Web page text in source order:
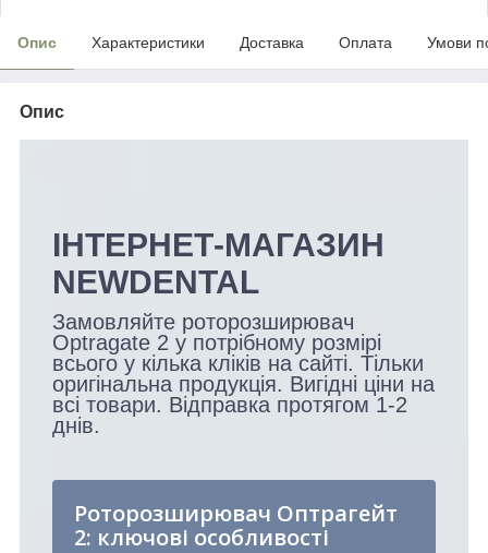
Опис Характеристики Доставка Оплата Умови
Опис
ІНТЕРНЕТ-МАГАЗИН
NEWDENTAL
Замовляйте роторозширювач
Optragate 2 у потрібному розмірі
всього у кілька кліків на сайті. Тільки
оригінальна продукція. Вигідні ціни на
всі товари. Відправка протягом 1-2
днів.
Роторозширювач Оптрагейт
2: ключові особливості